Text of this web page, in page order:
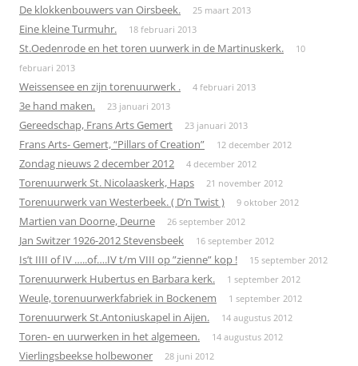
De klokkenbouwers van Oirsbeek. 25 maart 2013
Eine kleine Turmuhr. 18 februari 2013
St.Oedenrode en het toren uurwerk in de Martinuskerk.
10
februari 2013
Weissensee en zijn torenuurwerk . 4 februari 2013
3e hand maken. 23 januari 2013
Gereedschap, Frans Arts Gemert 23 januari 2013
Frans Arts- Gemert, “Pillars of Creation” 12 december 2012
Zondag nieuws 2 december 2012 4 december 2012
Torenuurwerk St. Nicolaaskerk, Haps 21 november 2012
Torenuurwerk van Westerbeek. ( D’n Twist ) 9 oktober 2012
Martien van Doorne, Deurne 26 september 2012
Jan Switzer 1926-2012 Stevensbeek 16 september 2012
Is’t IIII of IV …..of….IV t/m VIII op ”zienne” kop ! 15 september 2012
Torenuurwerk Hubertus en Barbara kerk. 1 september 2012
Weule, torenuurwerkfabriek in Bockenem 1 september 2012
Torenuurwerk St.Antoniuskapel in Aijen. 14 augustus 2012
Toren- en uurwerken in het algemeen. 14 augustus 2012
Vierlingsbeekse holbewoner 28 juni 2012